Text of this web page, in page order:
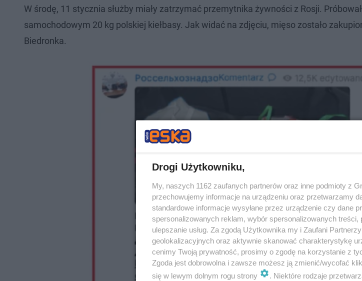
W środę, 11 stycznia służby miały zatrzymać przemytnika żywności z Rosji.
samochodowym 20 kg polskiej kiełbasy. Jak widać na zdjęciu, mięso zostało
Biedronka.
Drogi Użytkowniku,
My, naszych 1162 zaufanych partnerów oraz inne podmioty z
przechowujemy informacje na urządzeniu oraz przetwarzamy
standardowe informacje wysyłane przez urządzenie czy dane
spersonalizowanych reklam, wybór spersonalizowanych
ulepszanie usług. Za zgodą Użytkownika my i Zaufani
geolokalizacyjnych oraz aktywnie skanować charakterystykę
cenimy Twoją prywatność, prosimy o zgodę na korzystanie z
Zgoda jest dobrowolna i zawsze możesz ją zmienić/wycofać
się w lewym dolnym rogu strony
. Niektóre rodzaje